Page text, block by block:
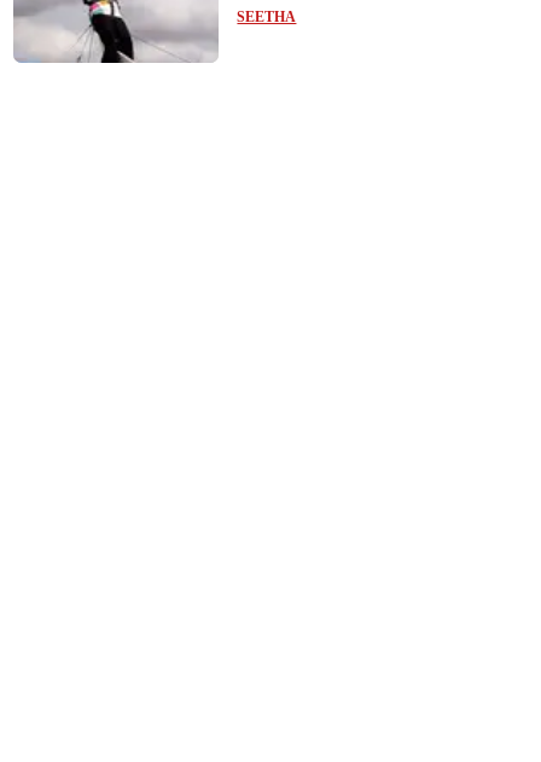
கின்னஸ் சாதனை படைத்த பிரிட்டன்
SEETHA